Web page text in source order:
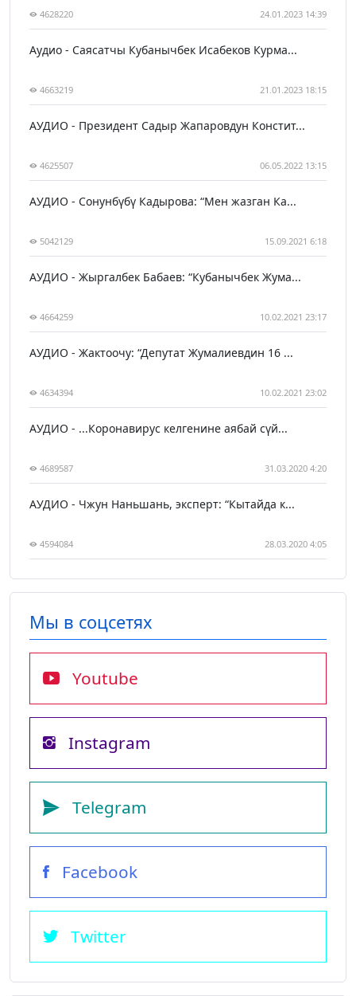
4628220 24.01.2023 14:39
Аудио - Саясатчы Кубанычбек Исабеков Курма...
4663219 21.01.2023 18:15
АУДИО - Президент Садыр Жапаровдун Констит...
4625507 06.05.2022 13:15
АУДИО - Сонунбүбү Кадырова: “Мен жазган Ка...
5042129 15.09.2021 6:18
АУДИО - Жыргалбек Бабаев: “Кубанычбек Жума...
4664259 10.02.2021 23:17
АУДИО - Жактоочу: “Депутат Жумалиевдин 16 ...
4634394 10.02.2021 23:02
АУДИО - ...Коронавирус келгенине аябай сүй...
4689587 31.03.2020 4:20
АУДИО - Чжун Наньшань, эксперт: “Кытайда к...
4594084 28.03.2020 4:05
Мы в соцсетях
Youtube
Instagram
Telegram
Facebook
Twitter